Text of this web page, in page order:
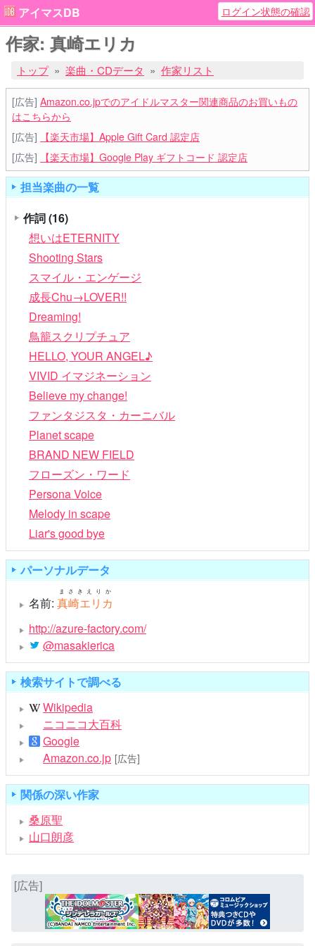
アイマスDB ログイン状態の確認
作家: 真崎エリカ
トップ 楽曲・CDデータ 作家リスト
[広告] Amazon.co.jpでのアイドルマスター関連商品のお買いもの
はこちらから
[広告]
【楽天市場】Apple Gift Card 認定店
[広告]
【楽天市場】Google Play ギフトコード 認定店
担当楽曲の一覧
作詞(16)
想いはETERNITY
Shooting Stars
スマイル・エンゲージ
成長Chu→LOVER!!
Dreaming!
鳥籠スクリプチュア
HELLO, YOUR ANGEL♪
VIVID イマジネーション
Believe my change!
ファンタジスタ・カーニバル
Planet scape
BRAND NEW FIELD
フローズン・ワード
Persona Voice
Melody in scape
Liar's good bye
パーソナルデータ
名前: 真崎エリカ
まさきえりか
http://azure-factory.com/
@masakierica
検索サイトで調べる
Wikipedia
ニコニコ大百科
Google
Amazon.co.jp [広告]
関係の深い作家
桑原聖
山口朗彦
[広告]